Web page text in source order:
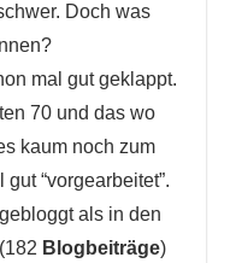
Doch was
mal gut geklappt.
70 und das wo
kaum noch zum
“vorgearbeitet”.
als in den
Blogbeiträge)